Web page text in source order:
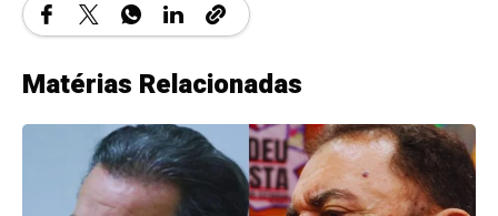
Matérias Relacionadas